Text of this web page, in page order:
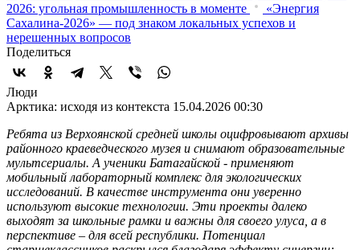
2026: угольная промышленность в моменте
«Энергия
Сахалина-2026» — под знаком локальных успехов и
нерешенных вопросов
Поделиться
Люди
Арктика: исходя из контекста 15.04.2026 00:30
Ребята из Верхоянской средней школы оцифровывают архивы
районного краеведческого музея и снимают образовательные
мультсериалы. А ученики Батагайской - применяют
мобильный лабораторный комплекс для экологических
исследований. В качестве инструмента они уверенно
используют высокие технологии. Эти проекты далеко
выходят за школьные рамки и важны для своего улуса, а в
перспективе – для всей республики. Потенциал